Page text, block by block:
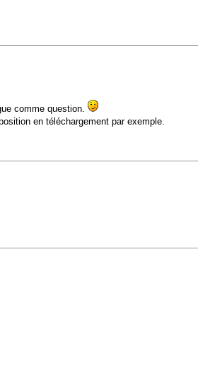
comme question.
en téléchargement par exemple.